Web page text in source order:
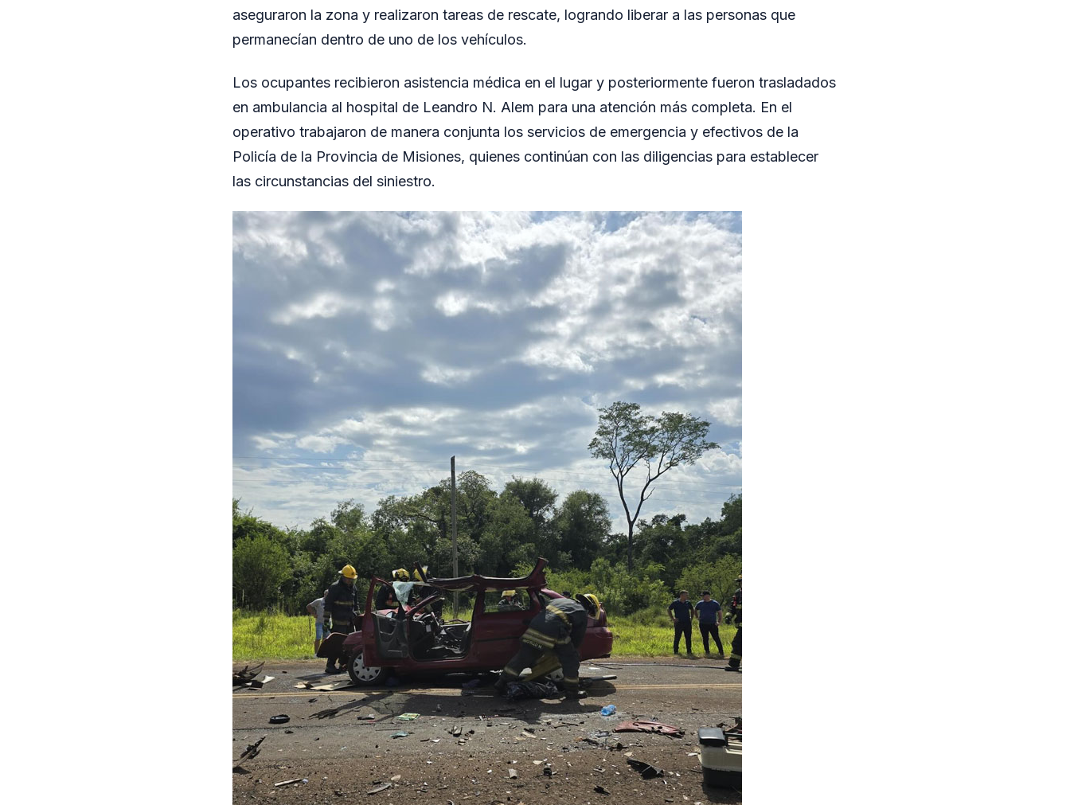
aseguraron la zona y realizaron tareas de rescate, logrando liberar a las personas que
permanecían dentro de uno de los vehículos.
Los ocupantes recibieron asistencia médica en el lugar y posteriormente fueron trasladados
en ambulancia al hospital de Leandro N. Alem para una atención más completa. En el
operativo trabajaron de manera conjunta los servicios de emergencia y efectivos de la
Policía de la Provincia de Misiones, quienes continúan con las diligencias para establecer
las circunstancias del siniestro.